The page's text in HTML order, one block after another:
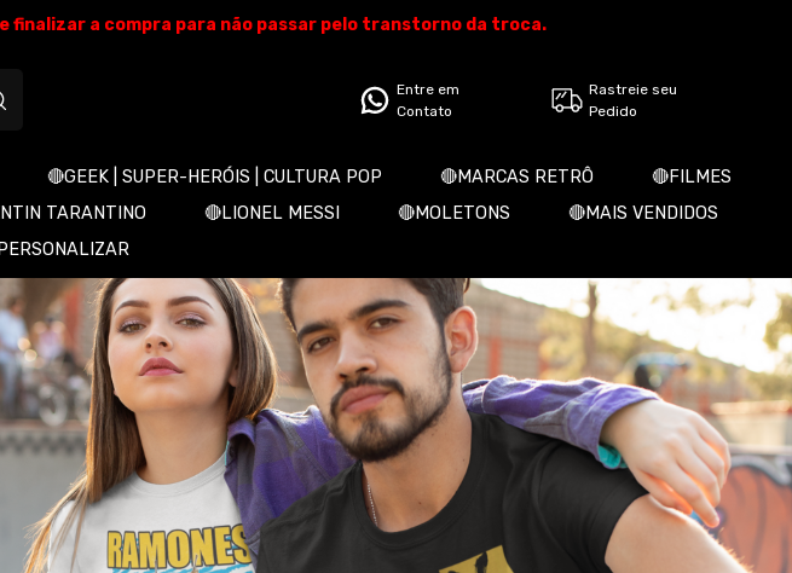
de finalizar a compra para não passar pelo transtorno da troca.
Entre em
Contato
Rastreie seu
Pedido
🔴GEEK | SUPER-HERÓIS | CULTURA POP 🔴MARCAS RETRÔ
🔴FILMES
TARANTINO 🔴LIONEL MESSI 🔴MOLETONS
🔴MAIS VENDIDOS